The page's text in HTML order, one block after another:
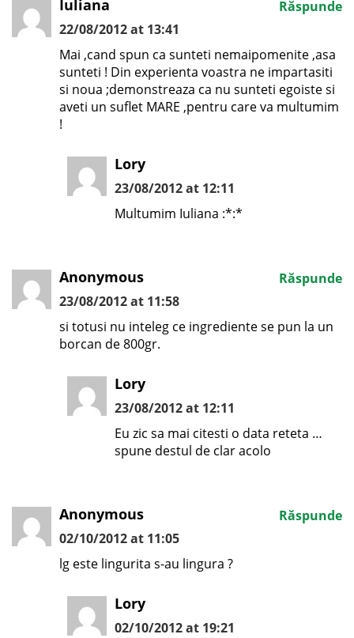
Iuliana
22/08/2012 at 13:41
Mai ,cand spun ca sunteti nemaipomenite ,asa
sunteti ! Din experienta voastra ne impartasiti
si noua ;demonstreaza ca nu sunteti egoiste si
aveti un suflet MARE ,pentru care va multumim
!
Răspunde
Lory
23/08/2012 at 12:11
Multumim Iuliana :*:*
Anonymous
23/08/2012 at 11:58
si totusi nu inteleg ce ingrediente se pun la un
borcan de 800gr.
Răspunde
Lory
23/08/2012 at 12:11
Eu zic sa mai citesti o data reteta …
spune destul de clar acolo
Anonymous
02/10/2012 at 11:05
lg este lingurita s-au lingura ?
Răspunde
Lory
02/10/2012 at 19:21